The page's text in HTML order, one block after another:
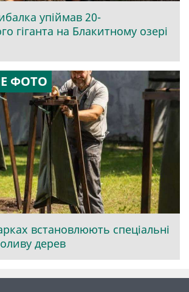
упіймав 20-
гіганта на Блакитному озері
ФОТО
встановлюють спеціальні
дерев